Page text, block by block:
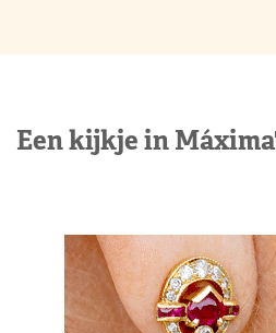
Een kijkje in